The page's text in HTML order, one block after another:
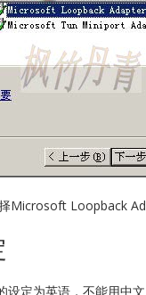
Microsoft Loopback
设定为英语，不能用中